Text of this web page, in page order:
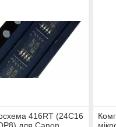
416RT (24C16